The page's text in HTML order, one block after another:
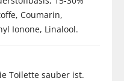
Coumarin,
Ionone, Linalool.
Toilette sauber ist.